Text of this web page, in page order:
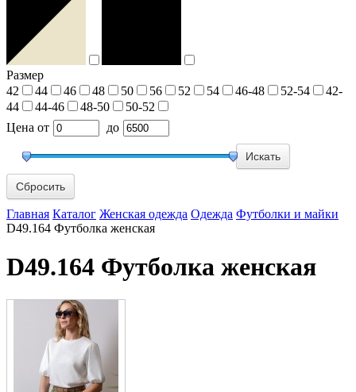
Размер
42
44 46 48 50 56 52 54 46-48 52-54
42-
44
44-46 48-50
50-52
Цена от до
Сбросить
Главная Каталог Женская одежда Одежда Футболки и майки
D49.164 Футболка женская
D49.164 Футболка женская